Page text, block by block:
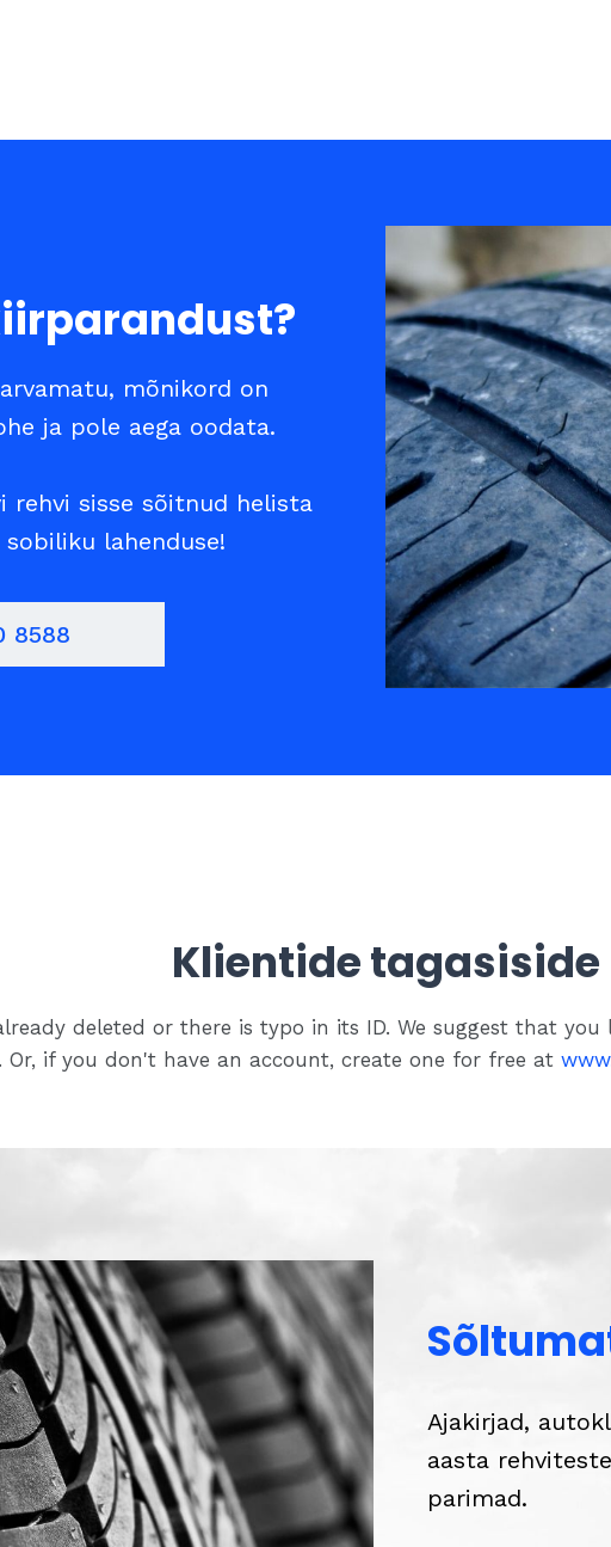
mõnikord on
ja pole aega oodata.
sisse sõitnud helista
lahenduse!
8588
Klientide tagasiside
deleted or there is typo in its ID. We suggest that you
if you don't have an account, create one for free at
Ajakirjad,
aasta
parimad.